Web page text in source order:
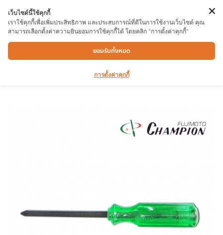
ไขควงแฉก CHAMPION 6″x4mm
เว็บไซต์นี้ใช้คุกกี้
เราใช้คุกกี้เพื่อเพิ่มประสิทธิภาพ และประสบการณ์ที่ดีในการใช้งานเว็บไซต์ คุณ
สามารถเลือกตั้งค่าความยินยอมการใช้คุกกี้ได้ โดยคลิก "การตั้งค่าคุกกี้"
ยอมรับทั้งหมด
การตั้งค่าคุกกี้